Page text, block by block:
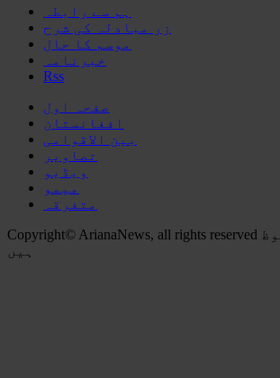
ہم سے رابطہ
زر مبادلہ کی شرح
موسم کا حال
خبرنامہ
Rss
صفحہ اول
افغانستان
بین الاقوامی
تصاویر
ویڈیو
میمو
متفرقہ
Copyright© ArianaNews, all rights reserved جملہ حقوق محفوظ
ہیں